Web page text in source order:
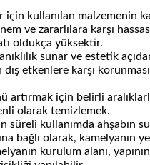
için kullanılan malzemenin
ve zararlılara karşı
oldukça yüksektir.
sunar ve estetik
dış etkenlere karşı
artırmak için belirli
olarak temizlemek.
süreli kullanımda ahşabın
bağlı olarak, kamelyanın
kurulum alanı,